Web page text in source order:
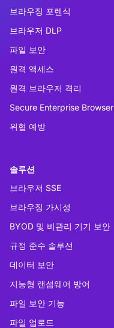
브라우징 포렌식
브라우저 DLP
파일 보안
원격 액세스
원격 브라우저 격리
Secure Enterprise Browser
위협 예방
솔루션
브라우저 SSE
브라우징 가시성
BYOD 및 비관리 기기 보안
규정 준수 솔루션
데이터 보안
지능형 랜섬웨어 방어
파일 보안 기능
파일 업로드